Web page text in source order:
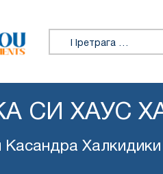
Претражи:
СИ ХАУС
Касандра Халкидики